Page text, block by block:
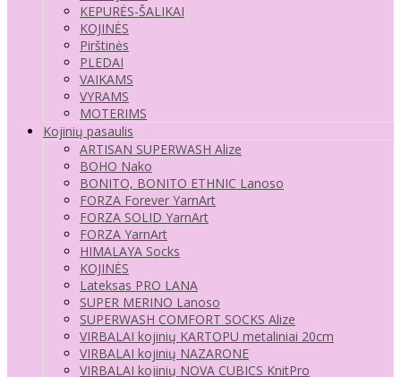
KEPURĖS-ŠALIKAI
KOJINĖS
Pirštinės
PLEDAI
VAIKAMS
VYRAMS
MOTERIMS
Kojinių pasaulis
ARTISAN SUPERWASH Alize
BOHO Nako
BONITO, BONITO ETHNIC Lanoso
FORZA Forever YarnArt
FORZA SOLID YarnArt
FORZA YarnArt
HIMALAYA Socks
KOJINĖS
Lateksas PRO LANA
SUPER MERINO Lanoso
SUPERWASH COMFORT SOCKS Alize
VIRBALAI kojinių KARTOPU metaliniai 20cm
VIRBALAI kojinių NAZARONE
VIRBALAI kojinių NOVA CUBICS KnitPro